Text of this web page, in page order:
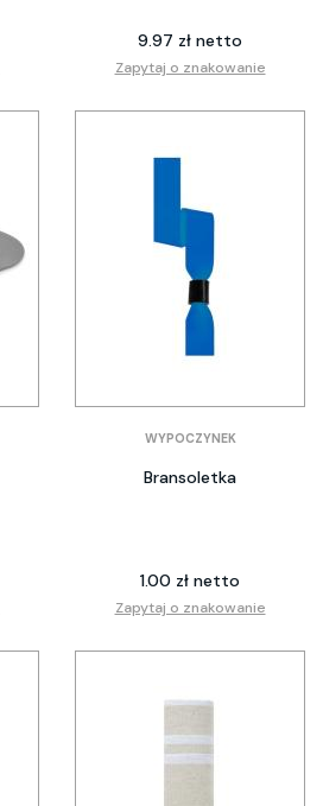
9.97 zł netto
Zapytaj o znakowanie
WYPOCZYNEK
Bransoletka
1.00 zł netto
Zapytaj o znakowanie